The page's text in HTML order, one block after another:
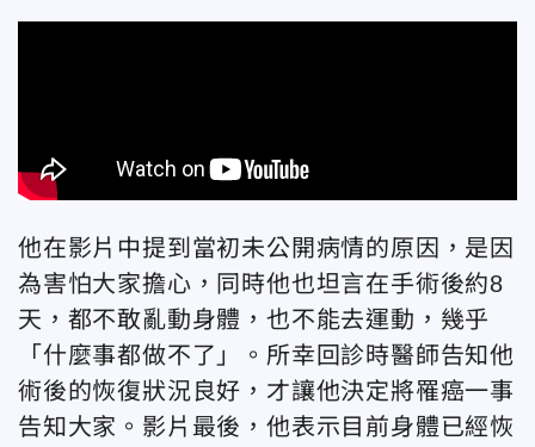
他在影片中提到當初未公開病情的原因，是因
為害怕大家擔心，同時他也坦言在手術後約8
天，都不敢亂動身體，也不能去運動，幾乎
「什麼事都做不了」。所幸回診時醫師告知他
術後的恢復狀況良好，才讓他決定將罹癌一事
告知大家。影片最後，他表示目前身體已經恢